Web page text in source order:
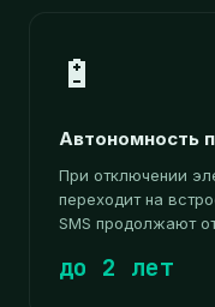
🔋
Автономность
При отключении
переходит на
SMS продолжают
до 2 лет